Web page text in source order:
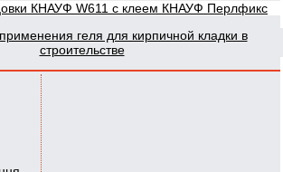
КНАУФ W611 с клеем КНАУФ Перлфикс
геля для кирпичной кладки в
строительстве